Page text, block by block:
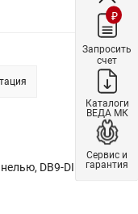
DB9-DIN8, длина
₽
Запросить
счет
Каталоги
ВЕДА МК
Сервис и
гарантия